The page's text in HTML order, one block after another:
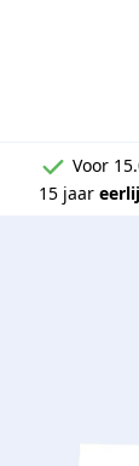
Voor
15 jaar